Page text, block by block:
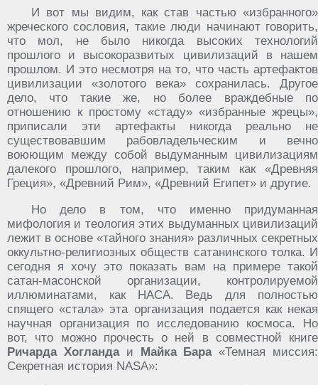
И вот мы видим, как став частью «избранного»
жреческого сословия, такие люди начинают говорить,
что мол, не было никогда высоких технологий
прошлого и высокоразвитых цивилизаций в нашем
прошлом. И это несмотря на то, что часть артефактов
цивилизации «золотого века» сохранилась. Другое
дело, что такие же, но более враждебные по
отношению к простому «стаду» «избранные жрецы»,
приписали эти артефакты никогда реально не
существовавшим рабовладельческим и вечно
воюющим между собой выдуманным цивилизациям
далекого прошлого, например, таким как «Древняя
Греция», «Древний Рим», «Древний Египет» и другие.
Но дело в том, что именно придуманная
мифология и теология этих выдуманных цивилизаций
лежит в основе «тайного знания» различных секретных
оккультно-религиозных обществ сатанинского толка. И
сегодня я хочу это показать вам на примере такой
сатан-масонской организации, контролируемой
иллюминатами, как НАСА. Ведь для полностью
спящего «стала» эта организация подается как некая
научная организация по исследованию космоса. Но
вот, что можно прочесть о ней в совместной книге
Ричарда Хогландаи Майка Бара«Темная миссия:
Секретная история NASA»: